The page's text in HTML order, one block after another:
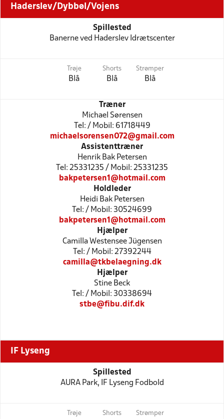
Haderslev/Dybbøl/Vojens
Spillested
Banerne ved Haderslev Idrætscenter
Trøje
Blå
Shorts
Blå
Strømper
Blå
Træner
Michael Sørensen
Tel: / Mobil: 61718449
michaelsorensen072@gmail.com
Assistenttræner
Henrik Bak Petersen
Tel: 25331235 / Mobil: 25331235
bakpetersen1@hotmail.com
Holdleder
Heidi Bak Petersen
Tel: / Mobil: 30524699
bakpetersen1@hotmail.com
Hjælper
Camilla Westensee Jügensen
Tel: / Mobil: 27392244
camilla@tkbelaegning.dk
Hjælper
Stine Beck
Tel: / Mobil: 30338694
stbe@fibu.dif.dk
IF Lyseng
Spillested
AURA Park, IF Lyseng Fodbold
Trøje Shorts Strømper